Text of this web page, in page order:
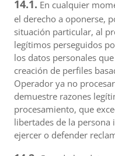
14.1. En cualquier
el derecho a oponerse,
situación particular, al
legítimos perseguidos
los datos personales
creación de perfiles
Operador ya no
demuestre razones
procesamiento, que
libertades de la persona
ejercer o defender